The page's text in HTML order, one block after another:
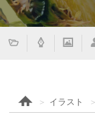
イラスト